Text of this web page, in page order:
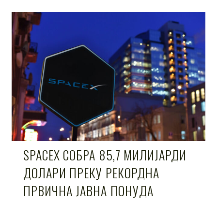
SPACEX СОБРА 85,7 МИЛИЈАРДИ
ДОЛАРИ ПРЕКУ РЕКОРДНА
ПРВИЧНА ЈАВНА ПОНУДA